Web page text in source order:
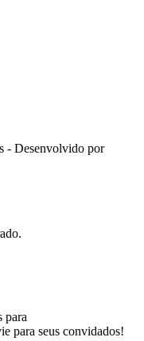
- Desenvolvido por
para
para seus convidados!